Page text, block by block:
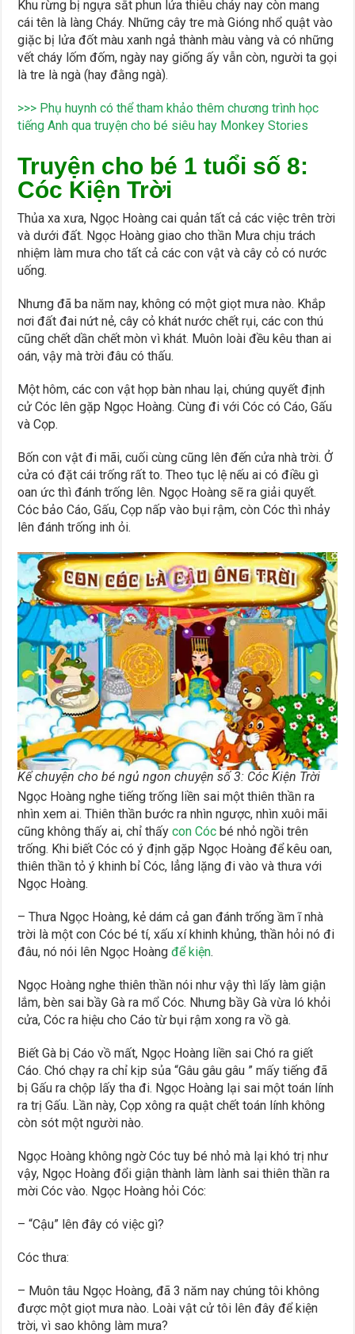
Khu rừng bị ngựa sắt phun lửa thiêu cháy nay còn mang
cái tên là làng Cháy. Những cây tre mà Gióng nhổ quật vào
giặc bị lửa đốt màu xanh ngả thành màu vàng và có những
vết cháy lốm đốm, ngày nay giống ấy vẫn còn, người ta gọi
là tre là ngà (hay đằng ngà).
>>> Phụ huynh có thể tham khảo thêm chương trình học
tiếng Anh qua truyện cho bé siêu hay Monkey Stories
Truyện cho bé 1 tuổi số 8:
Cóc Kiện Trời
Thủa xa xưa, Ngọc Hoàng cai quản tất cả các việc trên trời
và dưới đất. Ngọc Hoàng giao cho thần Mưa chịu trách
nhiệm làm mưa cho tất cả các con vật và cây cỏ có nước
uống.
Nhưng đã ba năm nay, không có một giọt mưa nào. Khắp
nơi đất đai nứt nẻ, cây cỏ khát nước chết rụi, các con thú
cũng chết dần chết mòn vì khát. Muôn loài đều kêu than ai
oán, vậy mà trời đâu có thấu.
Một hôm, các con vật họp bàn nhau lại, chúng quyết định
cử Cóc lên gặp Ngọc Hoàng. Cùng đi với Cóc có Cáo, Gấu
và Cọp.
Bốn con vật đi mãi, cuối cùng cũng lên đến cửa nhà trời. Ở
cửa có đặt cái trống rất to. Theo tục lệ nếu ai có điều gì
oan ức thì đánh trống lên. Ngọc Hoàng sẽ ra giải quyết.
Cóc bảo Cáo, Gấu, Cọp nấp vào bụi rậm, còn Cóc thì nhảy
lên đánh trống inh ỏi.
Kể chuyện cho bé ngủ ngon chuyện số 3: Cóc Kiện Trời
Ngọc Hoàng nghe tiếng trống liền sai một thiên thần ra
nhìn xem ai. Thiên thần bước ra nhìn ngược, nhìn xuôi mãi
cũng không thấy ai, chỉ thấycon Cóc bé nhỏ ngồi trên
trống. Khi biết Cóc có ý định gặp Ngọc Hoàng để kêu oan,
thiên thần tỏ ý khinh bỉ Cóc, lẳng lặng đi vào và thưa với
Ngọc Hoàng.
– Thưa Ngọc Hoàng, kẻ dám cả gan đánh trống ầm ĩ nhà
trời là một con Cóc bé tí, xấu xí khinh khủng, thần hỏi nó đi
đâu, nó nói lên Ngọc Hoàngđể kiện.
Ngọc Hoàng nghe thiên thần nói như vậy thì lấy làm giận
lắm, bèn sai bầy Gà ra mổ Cóc. Nhưng bầy Gà vừa ló khỏi
cửa, Cóc ra hiệu cho Cáo từ bụi rậm xong ra vồ gà.
Biết Gà bị Cáo vồ mất, Ngọc Hoàng liền sai Chó ra giết
Cáo. Chó chạy ra chỉ kịp sủa “Gâu gâu gâu ” mấy tiếng đã
bị Gấu ra chộp lấy tha đi. Ngọc Hoàng lại sai một toán lính
ra trị Gấu. Lần này, Cọp xông ra quật chết toán lính không
còn sót một người nào.
Ngọc Hoàng không ngờ Cóc tuy bé nhỏ mà lại khó trị như
vậy, Ngọc Hoàng đổi giận thành làm lành sai thiên thần ra
mời Cóc vào. Ngọc Hoàng hỏi Cóc:
– “Cậu” lên đây có việc gì?
Cóc thưa:
– Muôn tâu Ngọc Hoàng, đã 3 năm nay chúng tôi không
được một giọt mưa nào. Loài vật cử tôi lên đây để kiện
trời, vì sao không làm mưa?